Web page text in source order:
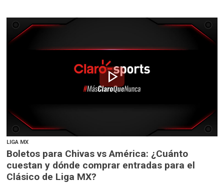
play_arrow
LIGA MX
Boletos para Chivas vs América: ¿Cuánto
cuestan y dónde comprar entradas para el
Clásico de Liga MX?